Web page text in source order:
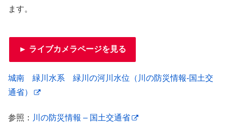
ます。
► ライブカメラページを見る
城南 緑川水系 緑川の河川水位（川の防災情報-国土交
通省）
参照： 川の防災情報 – 国土交通省